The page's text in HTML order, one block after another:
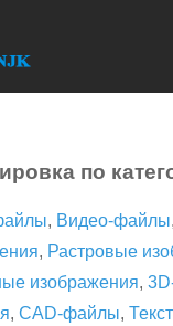
по
, Видео-файлы,
, Растровые
изображения,
, CAD-файлы,